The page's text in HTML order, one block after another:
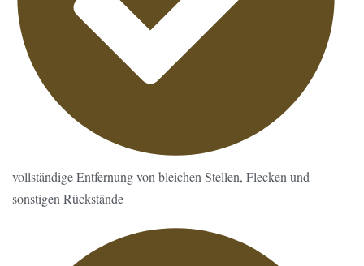
vollständige Entfernung von bleichen Stellen, Flecken und
sonstigen Rückstände